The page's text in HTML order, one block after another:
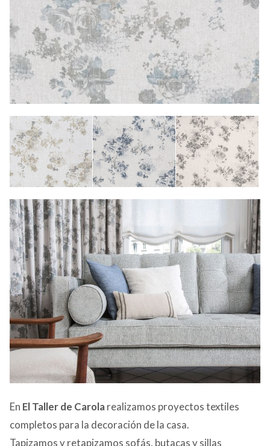
En El Taller de Carolarealizamos proyectos textiles
completos para la decoración de la casa.
Tapizamos y retapizamos sofás, butacas y sillas